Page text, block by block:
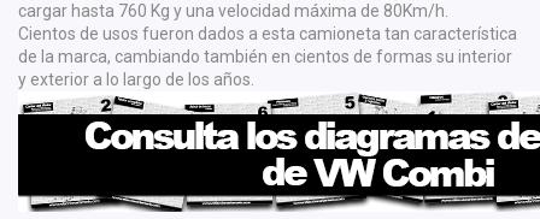
cargar hasta 760 Kg y una velocidad máxima de 80Km/h.
Cientos de usos fueron dados a esta camioneta tan característica
de la marca, cambiando también en cientos de formas su interior
y exterior a lo largo de los años.